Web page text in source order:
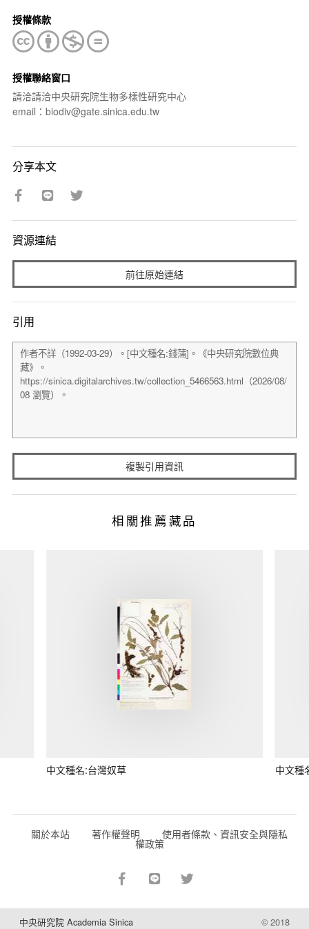
授權條款
授權聯絡窗口
請洽請洽中央研究院生物多樣性研究中心
email：biodiv@gate.sinica.edu.tw
分享本文
資源連結
前往原始連結
引用
複製引用資訊
相關推薦藏品
中文種名:台灣奴草 中文種
關於本站 著作權聲明 使用者條款、資訊安全與隱私
權政策
中央研究院 Academia Sinica © 2018